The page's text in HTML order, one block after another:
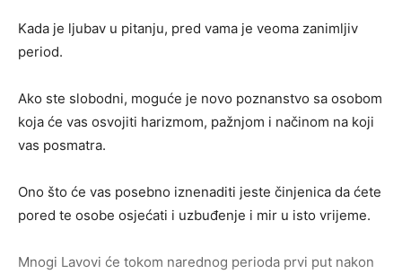
Kada je ljubav u pitanju, pred vama je veoma zanimljiv
period.
Ako ste slobodni, moguće je novo poznanstvo sa osobom
koja će vas osvojiti harizmom, pažnjom i načinom na koji
vas posmatra.
Ono što će vas posebno iznenaditi jeste činjenica da ćete
pored te osobe osjećati i uzbuđenje i mir u isto vrijeme.
Mnogi Lavovi će tokom narednog perioda prvi put nakon